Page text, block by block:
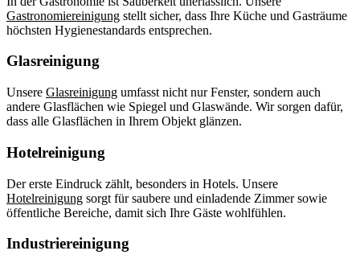
Gastronomiereinigung stellt sicher, dass Ihre Küche und Gasträume
höchsten Hygienestandards entsprechen.
Glasreinigung
Unsere Glasreinigung umfasst nicht nur Fenster, sondern auch
andere Glasflächen wie Spiegel und Glaswände. Wir sorgen dafür,
dass alle Glasflächen in Ihrem Objekt glänzen.
Hotelreinigung
Der erste Eindruck zählt, besonders in Hotels. Unsere
Hotelreinigung sorgt für saubere und einladende Zimmer sowie
öffentliche Bereiche, damit sich Ihre Gäste wohlfühlen.
Industriereinigung